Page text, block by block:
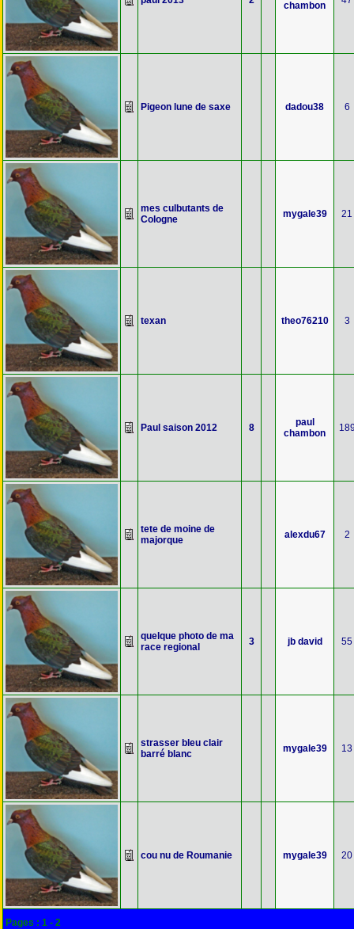
chambon
Pigeon lune de saxe dadou38 6
mes culbutants de
Cologne
mygale39 21
texan theo76210 3
Paul saison 2012 8
paul
chambon
tete de moine de
majorque
alexdu67 2
quelque photo de ma
race regional
3 jb david 55
strasser bleu clair
barré blanc
mygale39 13
cou nu de Roumanie mygale39 20
Pages : 1 - 2